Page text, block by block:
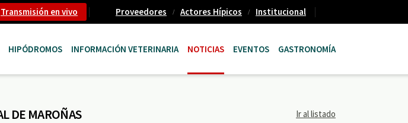
Transmisión en vivo Proveedores Actores Hípicos Institucional
HIPÓDROMOS INFORMACIÓN VETERINARIA NOTICIAS EVENTOS GASTRONOMÍA
DE MAROÑAS Ir al listado